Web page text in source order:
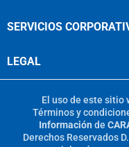
SERVICIOS
LEGAL
El uso de este sitio
Términos y
Información de
Derechos Reservados